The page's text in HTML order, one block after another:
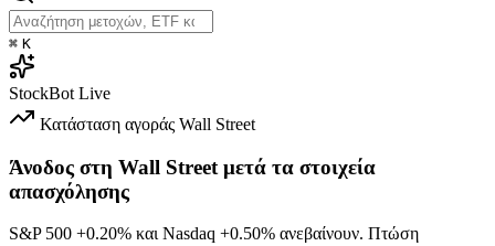
⌘ K
StockBot Live
Κατάσταση αγοράς Wall Street
Άνοδος στη Wall Street μετά τα στοιχεία
απασχόλησης
S&P 500 +0.20% και Nasdaq +0.50% ανεβαίνουν. Πτώση